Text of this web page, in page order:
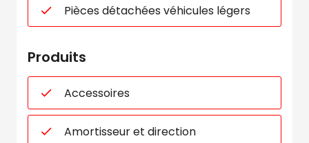
Pièces détachées véhicules légers
Produits
Accessoires
Amortisseur et direction